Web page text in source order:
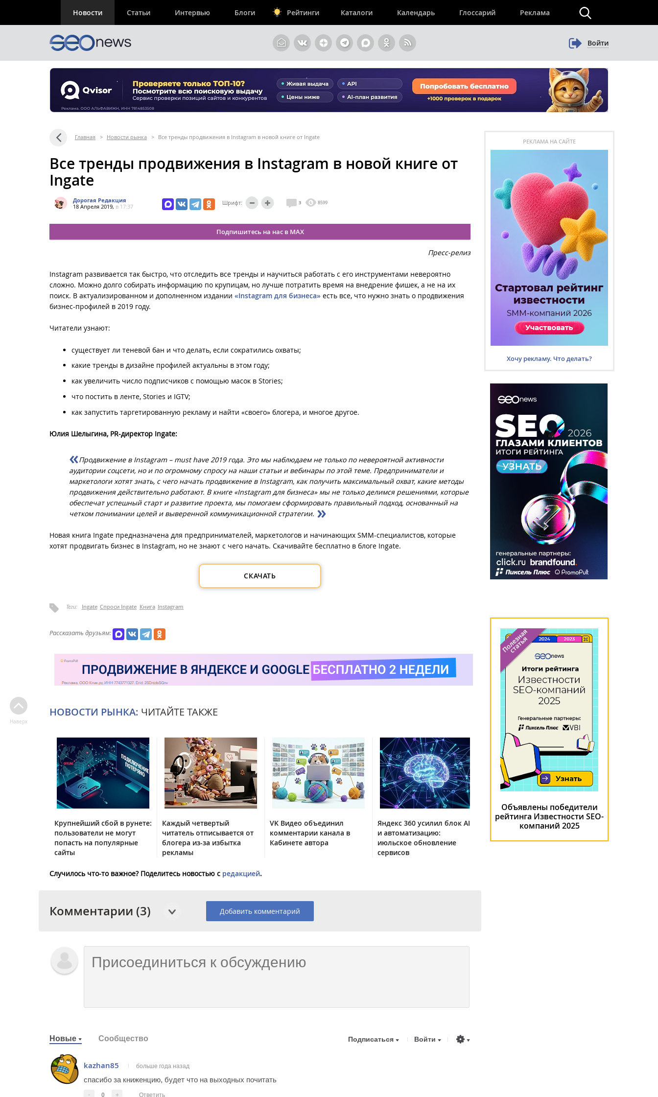
Новости Статьи Интервью Блоги Рейтинги Каталоги Календарь Глоссарий Реклама
Войти
Главная > Новости рынка > Все тренды продвижения в Instagram в новой книге от Ingate
Все тренды продвижения в Instagram в новой книге от
Ingate
Дорогая Редакция
18 Апреля 2019, в 17:37
Шрифт: 3 8599
Подпишитесь на нас в MAX
Пресс-релиз
Instagram развивается так быстро, что отследить все тренды и научиться работать с его инструментами невероятно
сложно. Можно долго собирать информацию по крупицам, но лучше потратить время на внедрение фишек, а не на их
поиск. В актуализированном и дополненном издании «Instagram для бизнеса» есть все, что нужно знать о продвижения
бизнес-профилей в 2019 году.
Читатели узнают:
существует ли теневой бан и что делать, если сократились охваты;
какие тренды в дизайне профилей актуальны в этом году;
как увеличить число подписчиков с помощью масок в Stories;
что постить в ленте, Stories и IGTV;
как запустить таргетированную рекламу и найти «своего» блогера, и многое другое.
Юлия Шелыгина, PR-директор Ingate:
Продвижение в Instagram – must have 2019 года. Это мы наблюдаем не только по невероятной активности
аудитории соцсети, но и по огромному спросу на наши статьи и вебинары по этой теме. Предприниматели и
маркетологи хотят знать, с чего начать продвижение в Instagram, как получить максимальный охват, какие методы
продвижения действительно работают. В книге «Instagram для бизнеса» мы не только делимся решениями, которые
обеспечат успешный старт и развитие проекта, мы помогаем сформировать правильный подход, основанный на
четком понимании целей и выверенной коммуникационной стратегии.
Новая книга Ingate предназначена для предпринимателей, маркетологов и начинающих SMM-специалистов, которые
хотят продвигать бизнес в Instagram, но не знают с чего начать. Скачивайте бесплатно в блоге Ingate.
СКАЧАТЬ
Теги: Ingate Спроси Ingate Книга Instagram
Рассказать друзьям:
НОВОСТИ РЫНКА: ЧИТАЙТЕ ТАКЖЕ
Крупнейший сбой в рунете:
пользователи не могут
попасть на популярные
сайты
Каждый четвертый
читатель отписывается от
блогера из-за избытка
рекламы
VK Видео объединил
комментарии канала в
Кабинете автора
Яндекс 360 усилил блок AI
и автоматизацию:
июльское обновление
сервисов
Случилось что-то важное? Поделитесь новостью с редакцией.
Комментарии (3) Добавить комментарий
Новые Сообщество Подписаться Войти
kazhan85 больше года назад
спасибо за книженцию, будет что на выходных почитать
- 0 + Ответить
Наверх
РЕКЛАМА НА САЙТЕ
Хочу рекламу. Что делать?
Объявлены победители
рейтинга Известности SEO-
компаний 2025